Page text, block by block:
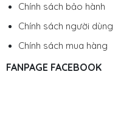
Chính sách bảo hành
Chính sách người dùng
Chính sách mua hàng
FANPAGE FACEBOOK